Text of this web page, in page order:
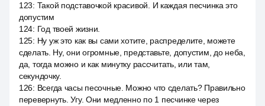
123: Такой подставочкой красивой. И каждая песчинка это
допустим
124: Год твоей жизни.
125: Ну уж это как вы сами хотите, распределите, можете
сделать. Ну, они огромные, представьте, допустим, до неба,
да, тогда можно и как минутку рассчитать, или там,
секундочку.
126: Всегда часы песочные. Можно что сделать? Правильно
перевернуть. Угу. Они медленно по 1 песчинке через